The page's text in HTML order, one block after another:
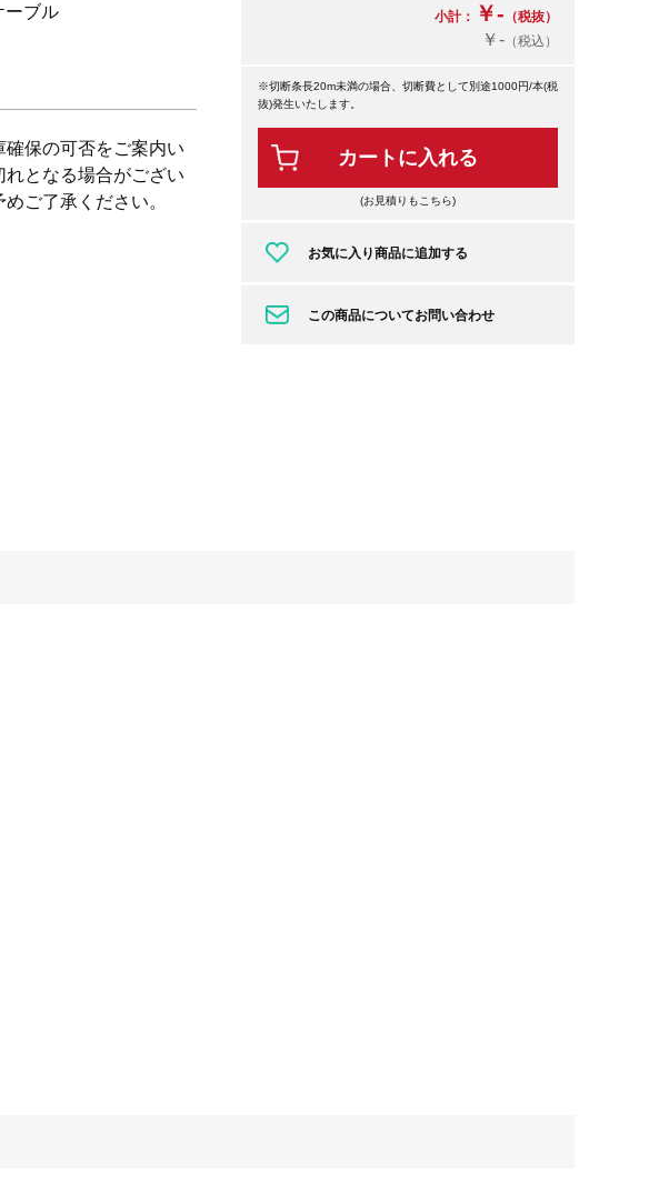
ーブル
保の可否をご案内い
となる場合がござい
ご了承ください。
小計： ￥- （税抜）
￥-（税込）
※切断条長20m未満の場合、切断費として別途1000円/本(税
抜)発生いたします。
カートに入れる
(お見積りもこちら)
お気に入り商品に追加する
この商品についてお問い合わせ